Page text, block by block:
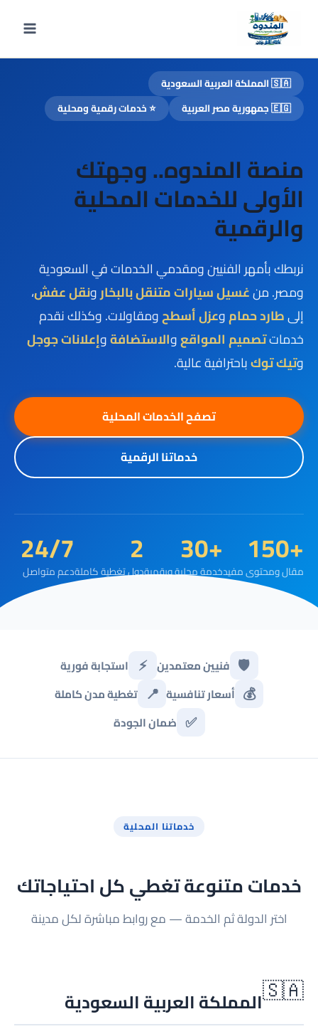
المحتوى
🇸🇦 المملكة العربية السعودية
🇪🇬 جمهورية مصر العربية
⭐ خدمات رقمية ومحلية
منصة المندوه.. وجهتك
الأولى للخدمات المحلية
والرقمية
نربطك بأمهر الفنيين ومقدمي الخدمات في السعودية
ومصر. منغسيل سيارات متنقل بالبخارونقل عفش،
إلىطارد حماموعزل أسطحومقاولات. وكذلك نقدم
خدماتتصميم المواقعوالاستضافةوإعلانات جوجل
وتيك توكباحترافية عالية.
تصفح الخدمات المحلية
خدماتنا الرقمية
+150
مقال ومحتوى مفيد+30
خدمة محلية ورقمية2
دول تغطية كاملة24/7
دعم متواصل
🛡️ فنيين معتمدين ⚡ استجابة فورية
💰 أسعار تنافسية 📍 تغطية مدن كاملة
✅ ضمان الجودة
خدماتنا المحلية
خدمات متنوعة تغطي كل احتياجاتك
اختر الدولة ثم الخدمة — مع روابط مباشرة لكل مدينة
🇸🇦المملكة العربية السعودية